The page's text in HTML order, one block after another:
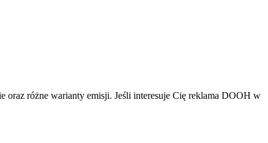
oraz różne warianty emisji. Jeśli interesuje Cię reklama DOOH w